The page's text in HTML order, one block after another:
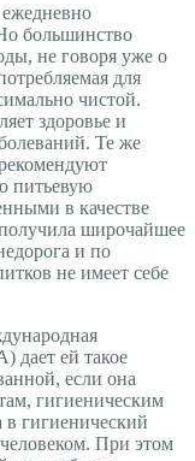
большинство
не говоря уже о
для
чистой.
здоровье и
Те же
питьевую
в качестве
широчайшее
и по
не имеет себе
дает ей такое
если она
гигиеническим
гигиенический
При этом